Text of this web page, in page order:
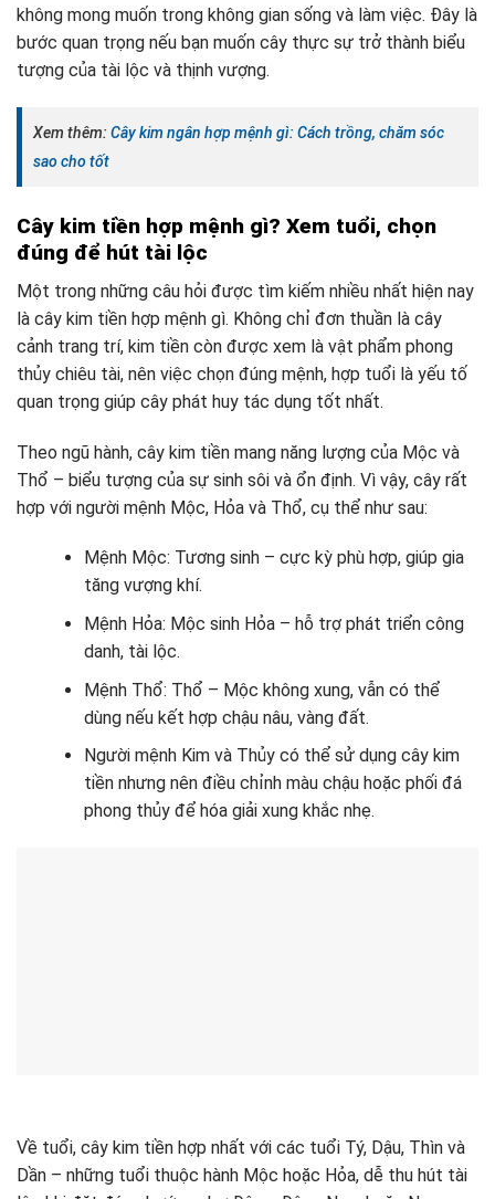
không mong muốn trong không gian sống và làm việc. Đây là
bước quan trọng nếu bạn muốn cây thực sự trở thành biểu
tượng của tài lộc và thịnh vượng.
Xem thêm: Cây kim ngân hợp mệnh gì: Cách trồng, chăm sóc
sao cho tốt
Cây kim tiền hợp mệnh gì? Xem tuổi, chọn
đúng để hút tài lộc
Một trong những câu hỏi được tìm kiếm nhiều nhất hiện nay
là cây kim tiền hợp mệnh gì. Không chỉ đơn thuần là cây
cảnh trang trí, kim tiền còn được xem là vật phẩm phong
thủy chiêu tài, nên việc chọn đúng mệnh, hợp tuổi là yếu tố
quan trọng giúp cây phát huy tác dụng tốt nhất.
Theo ngũ hành, cây kim tiền mang năng lượng của Mộc và
Thổ – biểu tượng của sự sinh sôi và ổn định. Vì vậy, cây rất
hợp với người mệnh Mộc, Hỏa và Thổ, cụ thể như sau:
Mệnh Mộc: Tương sinh – cực kỳ phù hợp, giúp gia
tăng vượng khí.
Mệnh Hỏa: Mộc sinh Hỏa – hỗ trợ phát triển công
danh, tài lộc.
Mệnh Thổ: Thổ – Mộc không xung, vẫn có thể
dùng nếu kết hợp chậu nâu, vàng đất.
Người mệnh Kim và Thủy có thể sử dụng cây kim
tiền nhưng nên điều chỉnh màu chậu hoặc phối đá
phong thủy để hóa giải xung khắc nhẹ.
Về tuổi, cây kim tiền hợp nhất với các tuổi Tý, Dậu, Thìn và
Dần – những tuổi thuộc hành Mộc hoặc Hỏa, dễ thu hút tài